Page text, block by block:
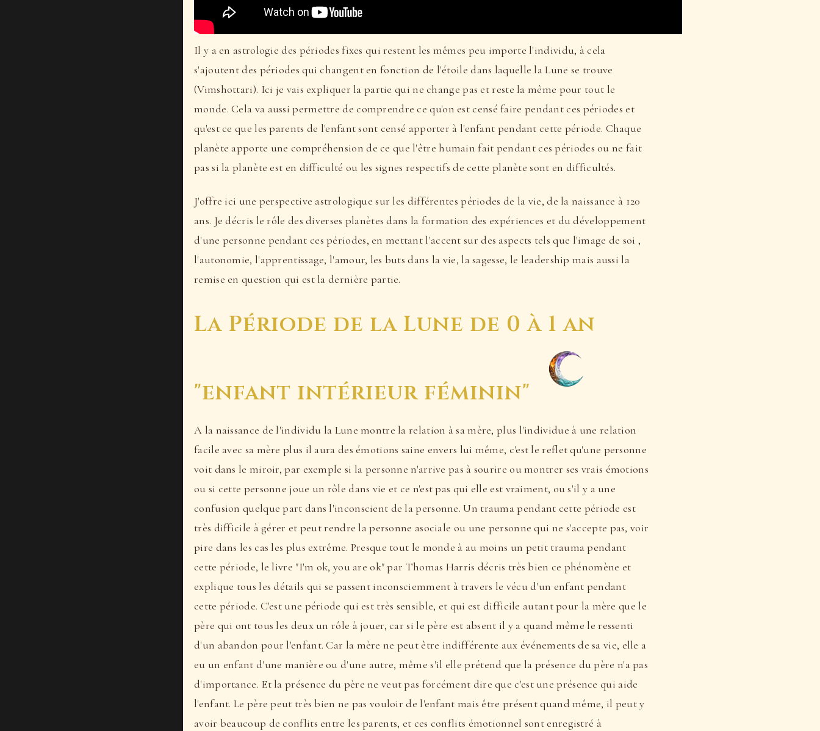
Il y a en astrologie des périodes fixes qui restent les mêmes peu importe l'individu, à cela
s'ajoutent des périodes qui changent en fonction de l'étoile dans laquelle la Lune se trouve
(Vimshottari). Ici je vais expliquer la partie qui ne change pas et reste la même pour tout le
monde. Cela va aussi permettre de comprendre ce qu'on est censé faire pendant ces périodes et
qu'est ce que les parents de l'enfant sont censé apporter à l'enfant pendant cette période. Chaque
planète apporte une compréhension de ce que l'être humain fait pendant ces périodes ou ne fait
pas si la planète est en difficulté ou les signes respectifs de cette planète sont en difficultés.
J'offre ici une perspective astrologique sur les différentes périodes de la vie, de la naissance à 120
ans. Je décris le rôle des diverses planètes dans la formation des expériences et du développement
d'une personne pendant ces périodes, en mettant l'accent sur des aspects tels que l'image de soi ,
l'autonomie, l'apprentissage, l'amour, les buts dans la vie, la sagesse, le leadership mais aussi la
remise en question qui est la dernière partie.
La Période de la Lune de 0 à 1 an
"enfant intérieur féminin"
A la naissance de l'individu la Lune montre la relation à sa mère, plus l'individue à une relation
facile avec sa mère plus il aura des émotions saine envers lui même, c'est le reflet qu'une personne
voit dans le miroir, par exemple si la personne n'arrive pas à sourire ou montrer ses vrais émotions
ou si cette personne joue un rôle dans vie et ce n'est pas qui elle est vraiment, ou s'il y a une
confusion quelque part dans l'inconscient de la personne. Un trauma pendant cette période est
très difficile à gérer et peut rendre la personne asociale ou une personne qui ne s'accepte pas, voir
pire dans les cas les plus extrême. Presque tout le monde à au moins un petit trauma pendant
cette période, le livre "I'm ok, you are ok" par Thomas Harris décris très bien ce phénomène et
explique tous les détails qui se passent inconsciemment à travers le vécu d'un enfant pendant
cette période. C'est une période qui est très sensible, et qui est difficile autant pour la mère que le
père qui ont tous les deux un rôle à jouer, car si le père est absent il y a quand même le ressenti
d'un abandon pour l'enfant. Car la mère ne peut être indifférente aux événements de sa vie, elle a
eu un enfant d'une manière ou d'une autre, même s'il elle prétend que la présence du père n'a pas
d'importance. Et la présence du père ne veut pas forcément dire que c'est une présence qui aide
l'enfant. Le père peut très bien ne pas vouloir de l'enfant mais être présent quand même, il peut y
avoir beaucoup de conflits entre les parents, et ces conflits émotionnel sont enregistré à